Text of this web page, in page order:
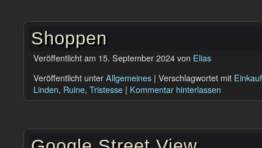
Shoppen
Veröffentlicht am 15. September 2024von Elias
Veröffentlicht unterAllgemeines | Verschlagwortet mit
Linden, Ruine, Tristesse | Kommentar hinterlassen